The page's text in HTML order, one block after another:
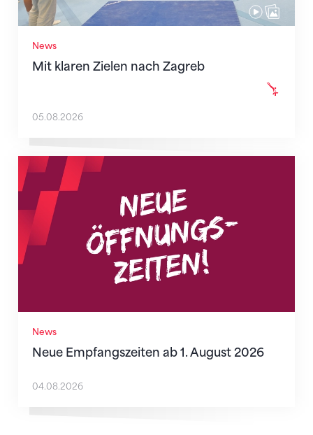
News
Mit klaren Zielen nach Zagreb
05.08.2026
News
Neue Empfangszeiten ab 1. August 2026
Neue Empfangszeiten ab 1. August 2026
04.08.2026